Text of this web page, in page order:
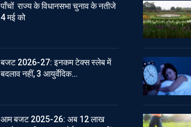
पाँचों राज्य के विधानसभा चुनाव के नतीजे
4 मई को
बजट 2026-27: इनकम टेक्स स्लेब में
बदलाव नहीं, 3 आयुर्वेदिक…
आम बजट 2025-26: अब 12 लाख